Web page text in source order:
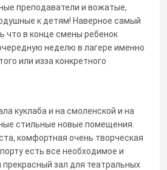
преподаватели и вожатые,
к детям! Наверное самый
что в конце смены ребенок
неделю в лагере именно
или изза конкретного
куклаба и на смоленской и на
стильные новые помещения.
комфортная очень творческая
есть все необходимое и
зал для театральных